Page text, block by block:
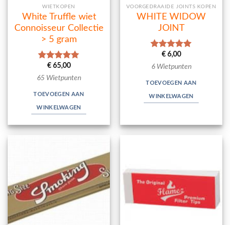
WIETKOPEN
White Truffle wiet
Connoisseur Collectie
> 5 gram
Waardering
5.00uit 5
€65,00
65 Wietpunten
TOEVOEGEN AAN
WINKELWAGEN
VOORGEDRAAIDE JOINTS KOPEN
WHITE WIDOW
JOINT
Waardering
5.00uit 5
€6,00
6 Wietpunten
TOEVOEGEN AAN
WINKELWAGEN